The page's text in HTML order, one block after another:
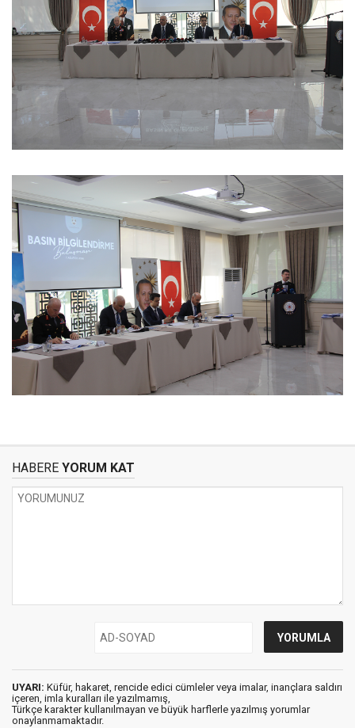
HABERE YORUM KAT
UYARI: Küfür, hakaret, rencide edici cümleler veya imalar, inançlara saldırı
içeren, imla kuralları ile yazılmamış,
Türkçe karakter kullanılmayan ve büyük harflerle yazılmış yorumlar
onaylanmamaktadır.